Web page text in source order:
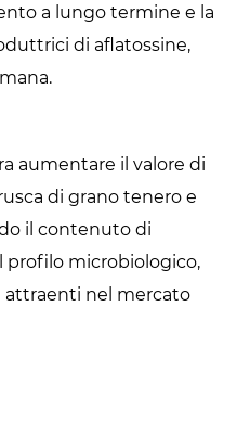
a lungo termine e la
di aflatossine,
aumentare il valore di
di grano tenero e
il contenuto di
microbiologico,
nel mercato